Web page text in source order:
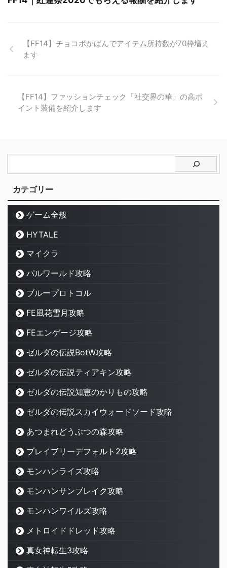
【FF14】チョコボかばんでアイテム所持数が70枠増え
ます
【FF14】ファッションチェック「社交界の華」の高ポ
イント装備を紹介します
カテゴリー
ゲーム全般
HYTALE
マイクラ
パルワールド攻略
ブループロトコル
FE風花雪月攻略
FEエンゲージ攻略
ゼルダの伝説BotW攻略
ゼルダの伝説ティアキン攻略
ゼルダの伝説知恵のかりもの攻略
ゼルダの伝説スカイウォードソード攻略
あつまれどうぶつの森攻略
ブレイブリーデフォルト2攻略
モンハンライズ攻略
モンハンサンブレイク攻略
モンハンワイルズ攻略
メトロイドドレッド攻略
真女神転生3攻略